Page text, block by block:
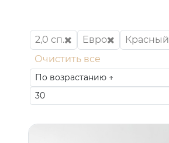
2,0 сп. Евро
Красный
Очистить все